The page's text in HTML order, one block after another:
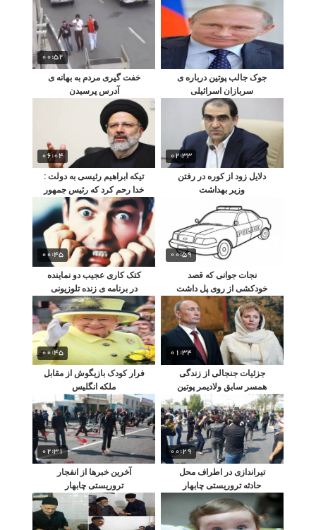
جوک جالب پوتین درباره ی
سربازان اسرائیلی
00:52
خفت گیری مردم به بهانه ی
آدرس پرسیدن
02:33
دلایل زود از کوره در رفتن
وزیر بهداشت
06:04
تیکه ابراهیم رئیسی به دولت :
خدا رحم کرد که رئیس جمهور
نشدم
00:59
نجات جوانی که قصد
خودکشی از روی پل داشت
توسط پلیس
00:45
کتک کاری عجیب دو نماینده
در برنامه ی زنده تلوزیونی
01:34
جزئیات جنجالی از زندگی
همسر سابق ولادیمر پوتین
00:45
فرار کودک بازیگوش از مقابل
ملکه انگلیس
00:29
تیراندازی در اطراف محل
حادثه تروریستی چابهار
02:31
آخرین خبرها از انفجار
تروریستی چابهار